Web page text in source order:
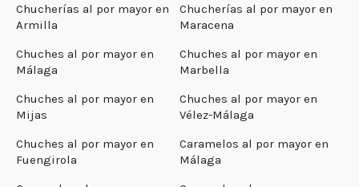
Chucherías al por mayor en
Armilla
Chucherías al por mayor en
Maracena
Chuches al por mayor en
Málaga
Chuches al por mayor en
Marbella
Chuches al por mayor en
Mijas
Chuches al por mayor en
Vélez-Málaga
Chuches al por mayor en
Fuengirola
Caramelos al por mayor en
Málaga